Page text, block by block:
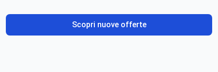
Scopri nuove offerte